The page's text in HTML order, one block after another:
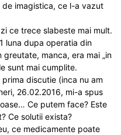
imagistica, ce l-a vazut
ce trece slabeste mai mult.
luna dupa operatia din
manca, era mai „in
sunt mai cumplite.
discutie (inca nu am
26.02.2016, mi-a spus
Ce putem face? Este
Ce solutii exista?
ce medicamente poate